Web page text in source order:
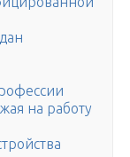
на работу